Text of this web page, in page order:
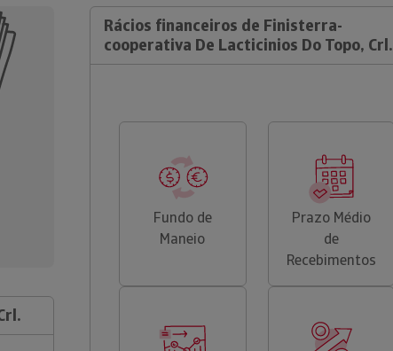
Rácios financeiros de Finisterra-
cooperativa De Lacticinios Do Topo, Crl.
Fundo de
Maneio
Prazo Médio
de
Recebimentos